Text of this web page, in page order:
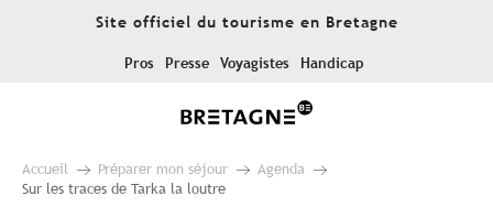
Site officiel du tourisme en Bretagne
Pros Presse Voyagistes Handicap
Accueil Préparer mon séjour
Agenda
Sur les traces de Tarka la loutre